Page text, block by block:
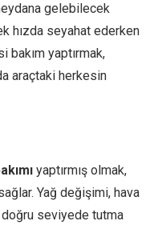
gelebilecek
hızda seyahat ederken
bakım yaptırmak,
araçtaki herkesin
yaptırmış olmak,
Yağ değişimi, hava
seviyede tutma